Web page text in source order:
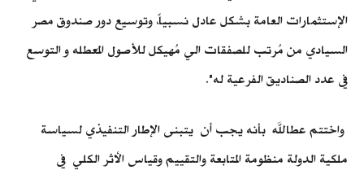
الإستثمارات العامة بشكل عادل نسبياً، وتوسيع دور صندوق مصر
السيادي من مُرتب للصفقات الي مُهيكل للأصول المًعطله و التوسع
في عدد الصناديق الفرعية له".
واختتم عطالله بأنه يجب أن يتبنى الإطار التنفيذي لسياسة
ملكية الدولة منظومة المتابعة والتقييم وقياس الأثر الكلي في